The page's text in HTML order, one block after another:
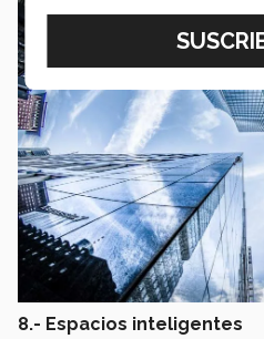
8.- Espacios inteligentes